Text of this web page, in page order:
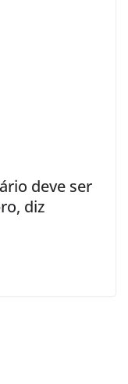
deve ser
diz